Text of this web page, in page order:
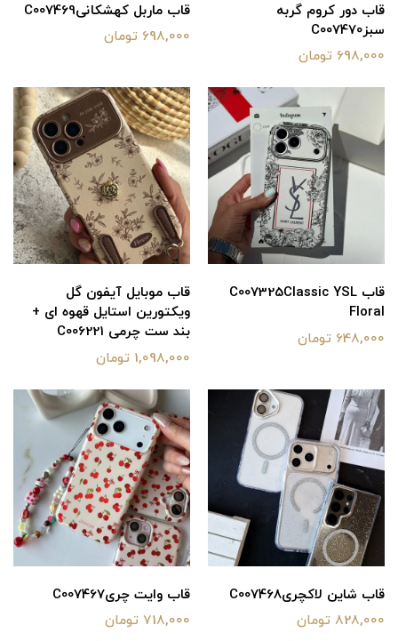
قاب دور کروم گربه
سبزC007470
698,000 تومان
قاب ماربل کهشکانیC007469
698,000 تومان
قاب C007325Classic YSL
Floral
648,000 تومان
قاب موبایل آیفون گل
ویکتورین استایل قهوه ای +
بند ست چرمی C006221
1,098,000 تومان
قاب شاین لاکچریC007468
828,000 تومان
قاب وایت چریC007467
718,000 تومان